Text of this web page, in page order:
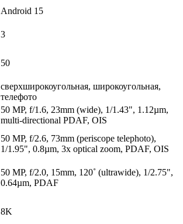
Android 15
3
50
сверхширокоугольная, широкоугольная,
телефото
50 MP, f/1.6, 23mm (wide), 1/1.43", 1.12µm,
multi-directional PDAF, OIS
50 MP, f/2.6, 73mm (periscope telephoto),
1/1.95", 0.8µm, 3x optical zoom, PDAF, OIS
50 MP, f/2.0, 15mm, 120˚ (ultrawide), 1/2.75",
0.64µm, PDAF
8K